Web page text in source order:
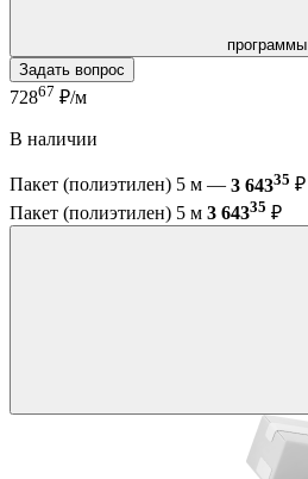
программы
Задать вопрос
72867 ₽/м
В наличии
Пакет (полиэтилен) 5 м — 3 64335 ₽
Пакет (полиэтилен) 5 м 3 64335 ₽